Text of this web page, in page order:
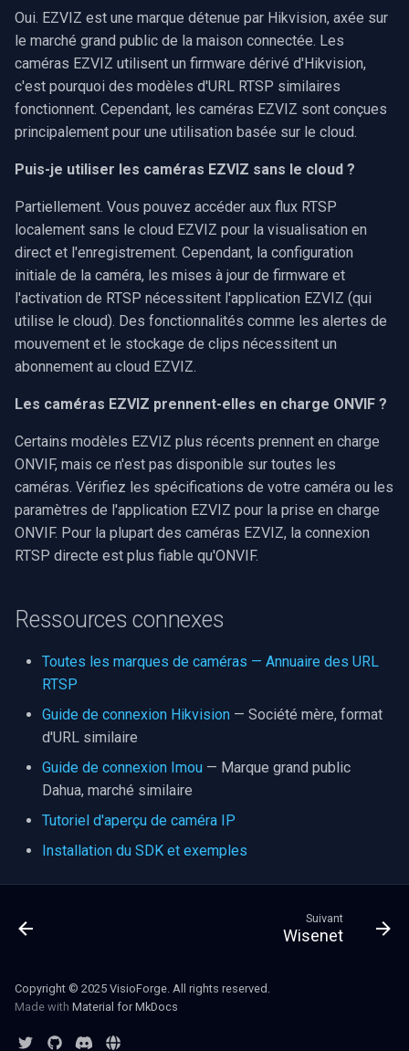
Oui. EZVIZ est une marque détenue par Hikvision, axée sur
le marché grand public de la maison connectée. Les
caméras EZVIZ utilisent un firmware dérivé d'Hikvision,
c'est pourquoi des modèles d'URL RTSP similaires
fonctionnent. Cependant, les caméras EZVIZ sont conçues
principalement pour une utilisation basée sur le cloud.
Puis-je utiliser les caméras EZVIZ sans le cloud ?
Partiellement. Vous pouvez accéder aux flux RTSP
localement sans le cloud EZVIZ pour la visualisation en
direct et l'enregistrement. Cependant, la configuration
initiale de la caméra, les mises à jour de firmware et
l'activation de RTSP nécessitent l'application EZVIZ (qui
utilise le cloud). Des fonctionnalités comme les alertes de
mouvement et le stockage de clips nécessitent un
abonnement au cloud EZVIZ.
Les caméras EZVIZ prennent-elles en charge ONVIF ?
Certains modèles EZVIZ plus récents prennent en charge
ONVIF, mais ce n'est pas disponible sur toutes les
caméras. Vérifiez les spécifications de votre caméra ou les
paramètres de l'application EZVIZ pour la prise en charge
ONVIF. Pour la plupart des caméras EZVIZ, la connexion
RTSP directe est plus fiable qu'ONVIF.
Ressources connexes
Toutes les marques de caméras — Annuaire des URL
RTSP
Guide de connexion Hikvision — Société mère, format
d'URL similaire
Guide de connexion Imou — Marque grand public
Dahua, marché similaire
Tutoriel d'aperçu de caméra IP
Installation du SDK et exemples
Suivant
Wisenet
Copyright © 2025 VisioForge. All rights reserved.
Made with Material for MkDocs